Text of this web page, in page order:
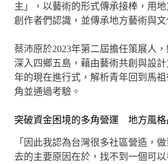
主」，以藝術的形式傳承接棒，用
創作者們認識，並傳承地方藝術與文
蔡沛原於2023年第二屆擔任策展人
深入四鄉五島，藉由藝術共創與設
年的現在進行式，解析青年回到馬
角並通過考驗。
突破資金困境的多角營運 地方風格
「因此我認為台灣很多社區營造，
去的主要原因在於，找不到一個可